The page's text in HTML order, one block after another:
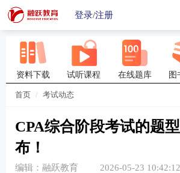
登录/注册
资料下载 试听课程 在线题库 图
首页 考试动态
CPA综合阶段考试的题
布！
编辑：融跃教育 2026-05-23 10:42:12